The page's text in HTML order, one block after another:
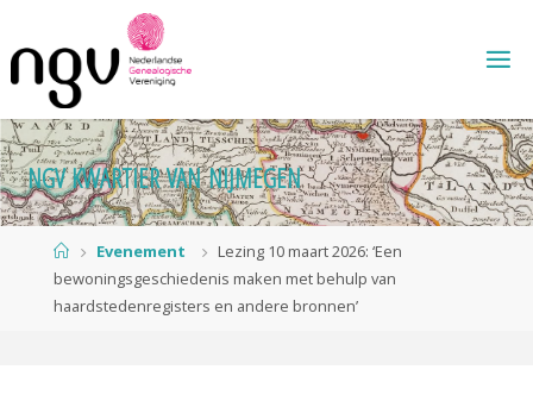
naar
inhoud
NGV KWARTIER VAN NIJMEGEN
HomeEvenement
Lezing 10 maart 2026: ‘Een
bewoningsgeschiedenis maken met behulp van
haardstedenregisters en andere bronnen’